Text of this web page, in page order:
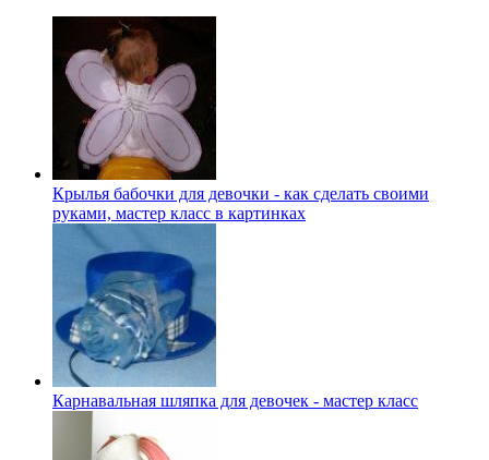
Крылья бабочки для девочки - как сделать своими
руками, мастер класс в картинках
Карнавальная шляпка для девочек - мастер класс